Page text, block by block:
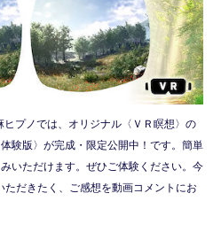
プノでは、オリジナル〈ＶＲ瞑想〉の
験版〉が完成・限定公開中！です。簡単
いただけます。ぜひご体験ください。今
だきたく、ご感想を動画コメントにお